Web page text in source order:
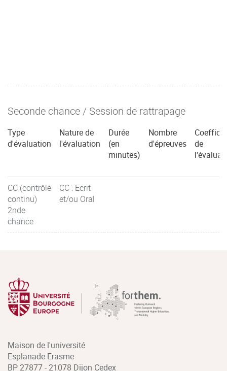
Seconde chance / Session de rattrapage
Type
d'évaluation
Nature de
l'évaluation
Durée
(en
minutes)
Nombre
d'épreuves
de
CC (contrôle
continu)
2nde
chance
CC : Ecrit
et/ou Oral
Maison de l'université
Esplanade Erasme
BP 27877 - 21078 Dijon Cedex